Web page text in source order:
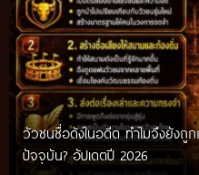
วัวชนชื่อดังในอดีต ทำไมจึงยังถู
ปัจจุบัน? อัปเดตปี 2026
กติกาวัวชนสมัยก่อน วิถีการแ
ท้องถิ่น อัปเดตปี 2026